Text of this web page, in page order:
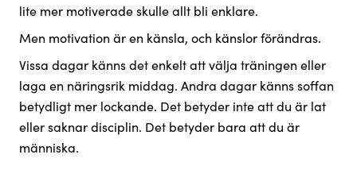
lite mer motiverade skulle allt bli enklare.
Men motivation är en känsla, och känslor förändras.
Vissa dagar känns det enkelt att välja träningen eller
laga en näringsrik middag. Andra dagar känns soffan
betydligt mer lockande. Det betyder inte att du är lat
eller saknar disciplin. Det betyder bara att du är
människa.